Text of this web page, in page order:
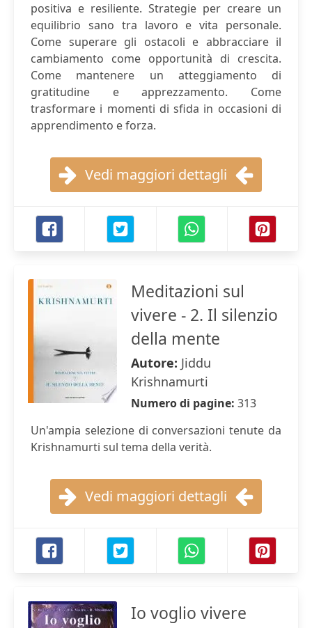
positiva e resiliente. Strategie per creare un
equilibrio sano tra lavoro e vita personale.
Come superare gli ostacoli e abbracciare il
cambiamento come opportunità di crescita.
Come mantenere un atteggiamento di
gratitudine e apprezzamento. Come
trasformare i momenti di sfida in occasioni di
apprendimento e forza.
Vedi maggiori dettagli
Meditazioni sul
vivere - 2. Il silenzio
della mente
Autore: Jiddu
Krishnamurti
Numero di pagine: 313
Un'ampia selezione di conversazioni tenute da
Krishnamurti sul tema della verità.
Vedi maggiori dettagli
Io voglio vivere